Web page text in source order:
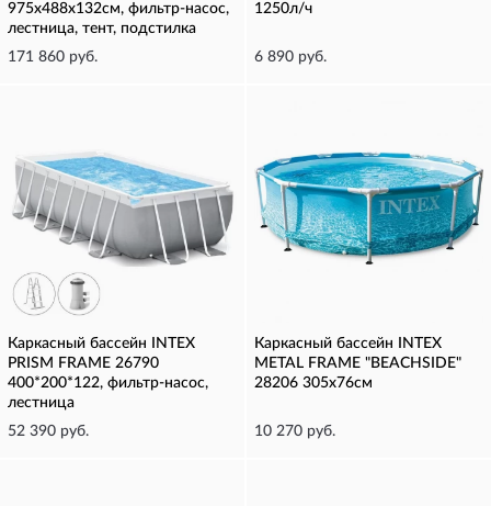
975х488х132см, фильтр-насос,
лестница, тент, подстилка
171 860 руб.
1250л/ч
6 890 руб.
Каркасный бассейн INTEX
PRISM FRAME 26790
400*200*122, фильтр-насос,
лестница
52 390 руб.
Каркасный бассейн INTEX
METAL FRAME "BEACHSIDE"
28206 305х76см
10 270 руб.